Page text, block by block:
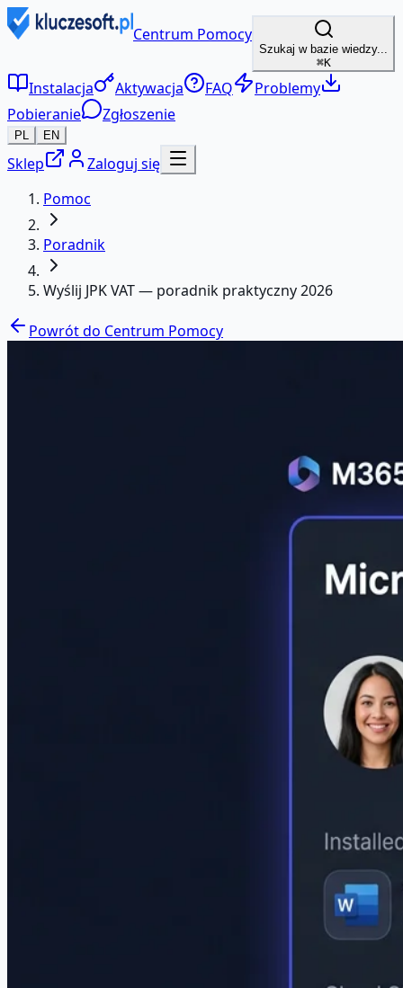
Centrum Pomocy
Szukaj w bazie wiedzy...
⌘K
Instalacja Aktywacja FAQ
Problemy
Pobieranie
Zgłoszenie
PL EN
Sklep
Zaloguj się
Pomoc
Poradnik
Wyślij JPK VAT — poradnik praktyczny 2026
Powrót do Centrum Pomocy